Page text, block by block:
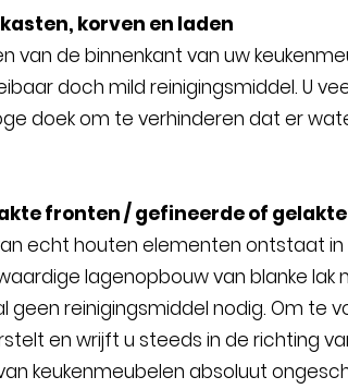
korven en laden
van de binnenkant van uw
doch mild reinigingsmiddel. U
doek om te verhinderen dat er
fronten / gefineerde of
echt houten elementen ontstaat
lagenopbouw van blanke lak
geen reinigingsmiddel nodig. Om te
en wrijft u steeds in de richting
keukenmeubelen absoluut